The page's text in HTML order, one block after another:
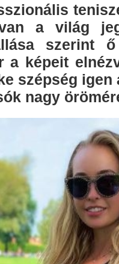
a világ
szerint
a képeit
szépség
nagy